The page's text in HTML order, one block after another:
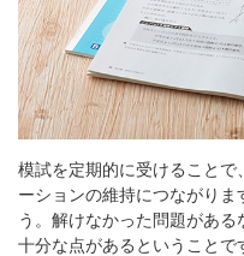
模試を定期的に受けること
ーションの維持につながりま
う。解けなかった問題があ
十分な点があるということで